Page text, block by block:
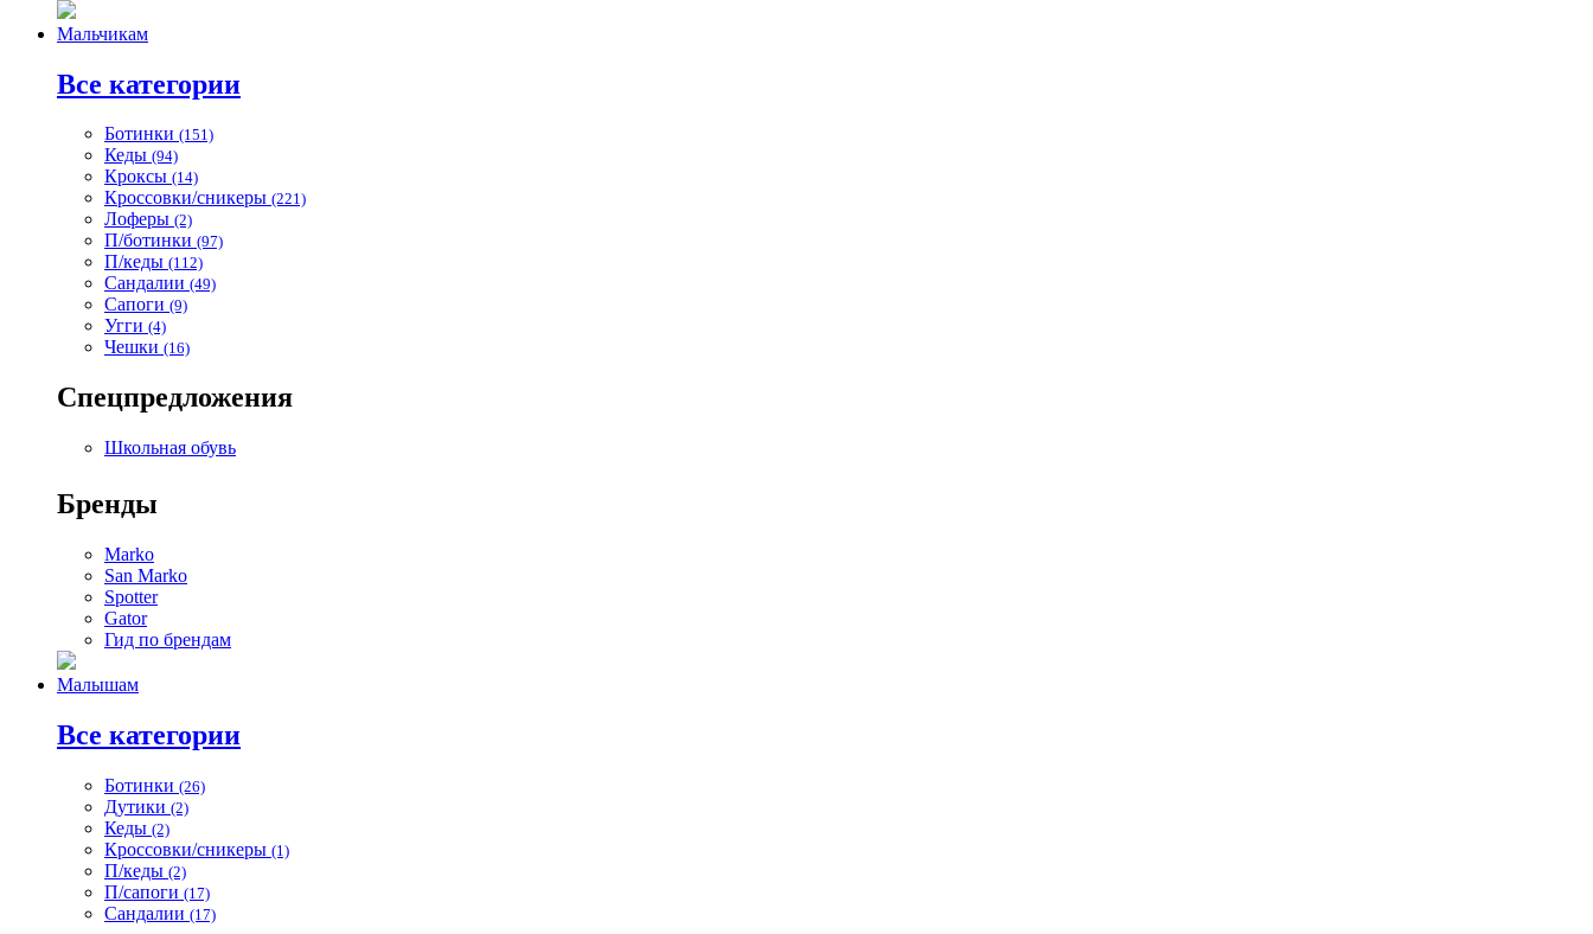
Мальчикам
Все категории
Ботинки (151)
Кеды (94)
Кроксы (14)
Кроссовки/сникеры (221)
Лоферы (2)
П/ботинки (97)
П/кеды (112)
Сандалии (49)
Сапоги (9)
Угги (4)
Чешки (16)
Спецпредложения
Школьная обувь
Бренды
Marko
San Marko
Spotter
Gator
Гид по брендам
Малышам
Все категории
Ботинки (26)
Дутики (2)
Кеды (2)
Кроссовки/сникеры (1)
П/кеды (2)
П/сапоги (17)
Сандалии (17)